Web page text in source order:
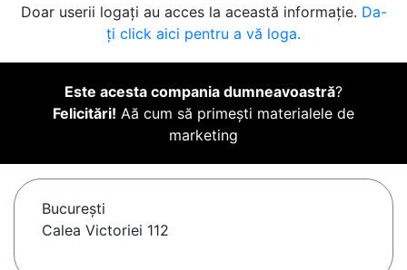
Doar userii logați au acces la această informație. Da-
ți click aici pentru a vă loga.
Este acesta compania dumneavoastră?
Felicitări! Aă cum să primești materialele de
marketing
Bucureşti
Calea Victoriei 112